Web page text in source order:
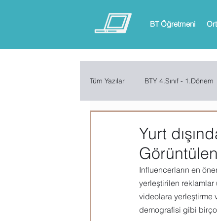
BT Öğretmeni
Tüm Yazılar BTY 4.Sınıf - 1.Dönem
App Inventor
Microsoft Excel Microsoft
Yurt
Influencerların en
yerleştirilen reklamlar
videolara yerleştirme
demografisi gibi